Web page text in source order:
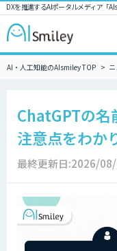
DXを推進するAIポータルメディア「
AI・人工知能のAIsmiley TOP
ChatGPTの名
注意点をわか
最終更新日:2026/